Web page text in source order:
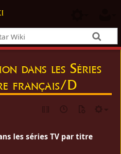
dans les Séries
français/D
les séries TV par titre